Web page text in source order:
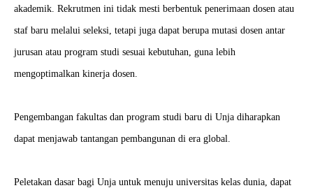
akademik. Rekrutmen ini tidak mesti berbentuk penerimaan dosen atau
staf baru melalui seleksi, tetapi juga dapat berupa mutasi dosen antar
jurusan atau program studi sesuai kebutuhan, guna lebih
mengoptimalkan kinerja dosen.
Pengembangan fakultas dan program studi baru di Unja diharapkan
dapat menjawab tantangan pembangunan di era global.
Peletakan dasar bagi Unja untuk menuju universitas kelas dunia, dapat